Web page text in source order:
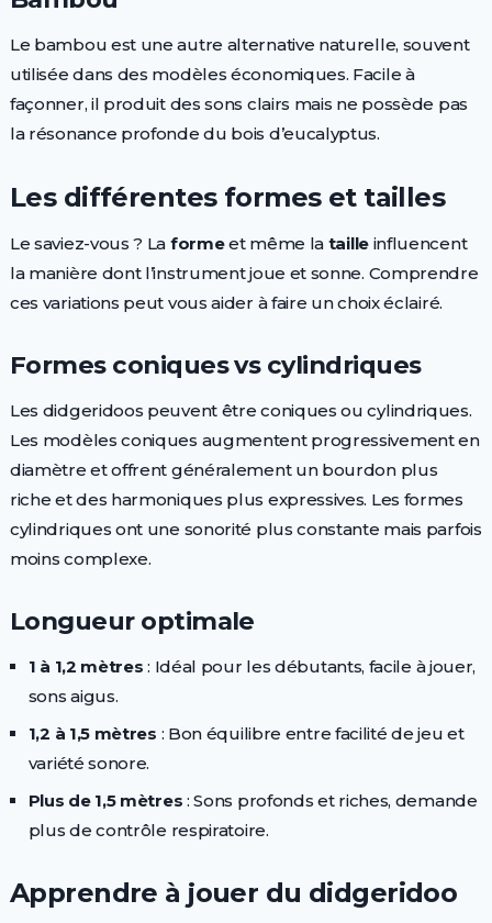
Le bambou est une autre alternative naturelle, souvent
utilisée dans des modèles économiques. Facile à
façonner, il produit des sons clairs mais ne possède pas
la résonance profonde du bois d’eucalyptus.
Les différentes formes et tailles
Le saviez-vous ? La formeet même la tailleinfluencent
la manière dont l’instrument joue et sonne. Comprendre
ces variations peut vous aider à faire un choix éclairé.
Formes coniques vs cylindriques
Les didgeridoos peuvent être coniques ou cylindriques.
Les modèles coniques augmentent progressivement en
diamètre et offrent généralement un bourdon plus
riche et des harmoniques plus expressives. Les formes
cylindriques ont une sonorité plus constante mais parfois
moins complexe.
Longueur optimale
1 à 1,2 mètres : Idéal pour les débutants, facile à jouer,
sons aigus.
1,2 à 1,5 mètres : Bon équilibre entre facilité de jeu et
variété sonore.
Plus de 1,5 mètres : Sons profonds et riches, demande
plus de contrôle respiratoire.
Apprendre à jouer du didgeridoo